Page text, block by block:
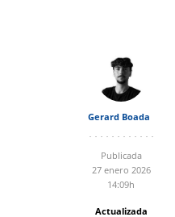
Gerard Boada
Publicada
27 enero 2026
14:09h
Actualizada